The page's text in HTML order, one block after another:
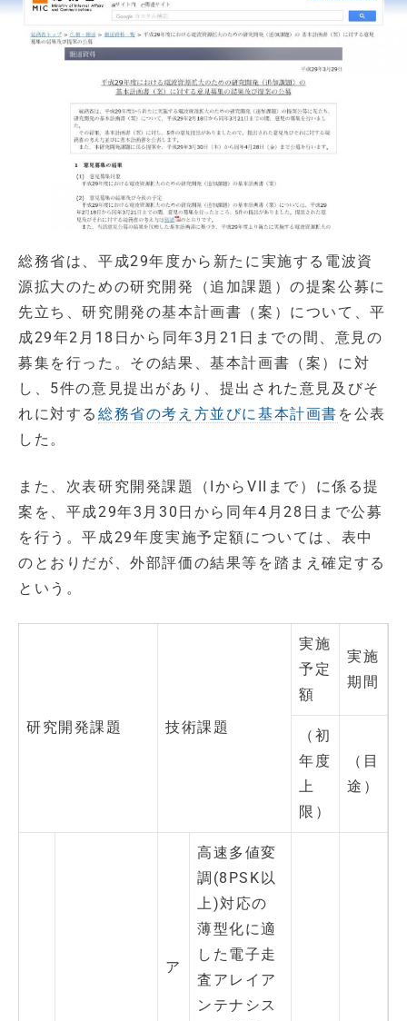
総務省は、平成29年度から新たに実施する電波資
源拡大のための研究開発（追加課題）の提案公募に
先立ち、研究開発の基本計画書（案）について、平
成29年2月18日から同年3月21日までの間、意見の
募集を行った。その結果、基本計画書（案）に対
し、5件の意見提出があり、提出された意見及びそ
れに対する 総務省の考え方並びに基本計画書 を公表
した。
また、次表研究開発課題（IからVIIまで）に係る提
案を、平成29年3月30日から同年4月28日まで公募
を行う。平成29年度実施予定額については、表中
のとおりだが、外部評価の結果等を踏まえ確定する
という。
研究開発課題 技術課題
実施
予定
額
実施
期間
（初
年度
上
限）
（目
途）
ア
高速多値変
調(8PSK以
上)対応の
薄型化に適
した電子走
査アレイア
ンテナシス